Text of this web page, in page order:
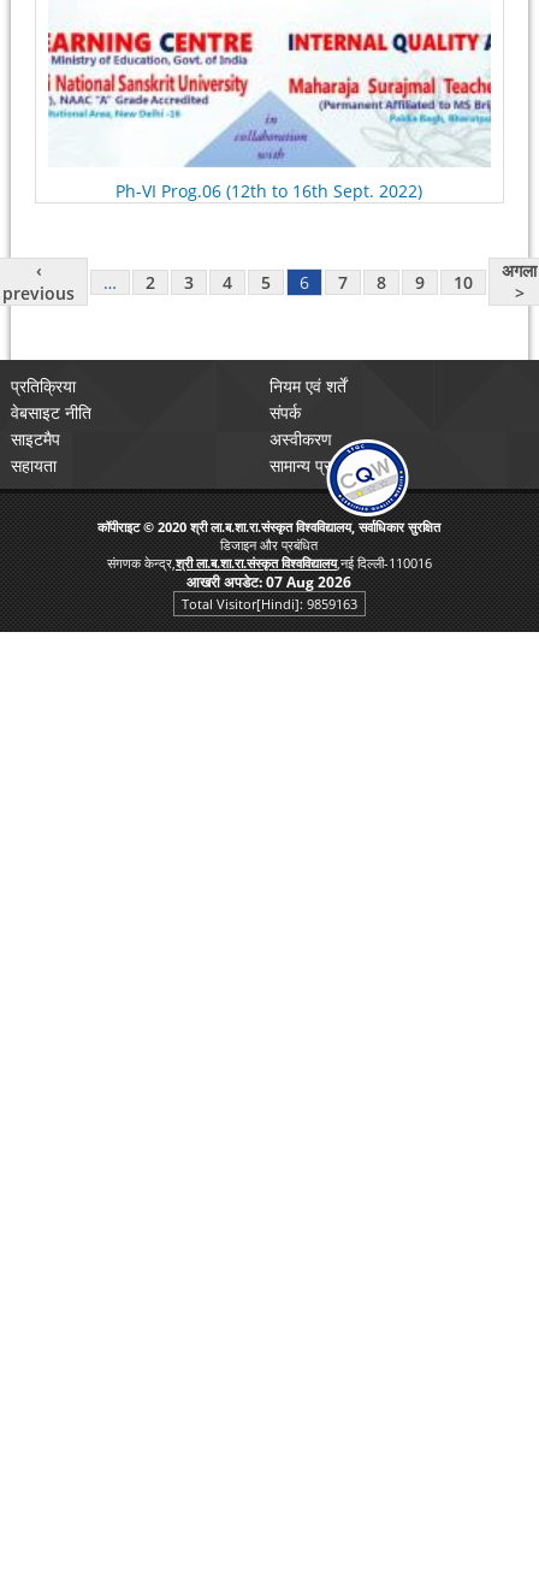
Ph-VI Prog.06 (12th to 16th Sept. 2022)
‹
previous
… 2 3 4 5 6 7 8 9 10
अगला
>
प्रतिक्रिया
नियम एवं शर्तें
वेबसाइट नीति
संपर्क
साइटमैप
अस्वीकरण
सहायता
सामान्य प्रश्न
कॉपीराइट © 2020 श्री ला.ब.शा.रा.संस्कृत विश्वविद्यालय, सर्वाधिकार सुरक्षित
डिजाइन और प्रबंधित
संगणक केन्द्र,श्री ला.ब.शा.रा.संस्कृत विश्वविद्यालय,नई दिल्ली-110016
आखरी अपडेट:07 Aug 2026
Total Visitor[Hindi]: 9859163